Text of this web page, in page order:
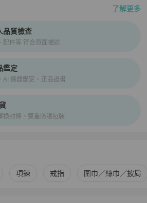
了解更多
、安心購檢驗流程介紹
品質檢查
配件等 符合頁面描述
鑑定
AI 儀器鑑定、正品證書
換封條、雙重防護包裝
件 相似商品推薦
項鍊 戒指 圍巾／絲巾／披肩